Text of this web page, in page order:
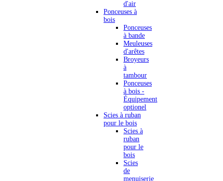
d'air
Ponceuses à
bois
Ponceuses
à bande
Meuleuses
d'arêtes
Broyeurs
à
tambour
Ponceuses
à bois -
Équipement
optionel
Scies à ruban
pour le bois
Scies à
ruban
pour le
bois
Scies
de
menuiserie